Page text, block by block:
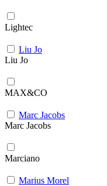
Lightec
Liu Jo
Liu Jo
MAX&CO
Marc Jacobs
Marc Jacobs
Marciano
Marius Morel